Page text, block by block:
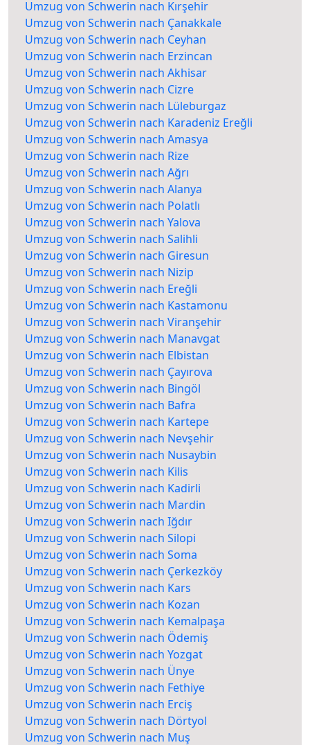
Umzug von Schwerin nach Kırşehir
Umzug von Schwerin nach Çanakkale
Umzug von Schwerin nach Ceyhan
Umzug von Schwerin nach Erzincan
Umzug von Schwerin nach Akhisar
Umzug von Schwerin nach Cizre
Umzug von Schwerin nach Lüleburgaz
Umzug von Schwerin nach Karadeniz Ereğli
Umzug von Schwerin nach Amasya
Umzug von Schwerin nach Rize
Umzug von Schwerin nach Ağrı
Umzug von Schwerin nach Alanya
Umzug von Schwerin nach Polatlı
Umzug von Schwerin nach Yalova
Umzug von Schwerin nach Salihli
Umzug von Schwerin nach Giresun
Umzug von Schwerin nach Nizip
Umzug von Schwerin nach Ereğli
Umzug von Schwerin nach Kastamonu
Umzug von Schwerin nach Viranşehir
Umzug von Schwerin nach Manavgat
Umzug von Schwerin nach Elbistan
Umzug von Schwerin nach Çayırova
Umzug von Schwerin nach Bingöl
Umzug von Schwerin nach Bafra
Umzug von Schwerin nach Kartepe
Umzug von Schwerin nach Nevşehir
Umzug von Schwerin nach Nusaybin
Umzug von Schwerin nach Kilis
Umzug von Schwerin nach Kadirli
Umzug von Schwerin nach Mardin
Umzug von Schwerin nach Iğdır
Umzug von Schwerin nach Silopi
Umzug von Schwerin nach Soma
Umzug von Schwerin nach Çerkezköy
Umzug von Schwerin nach Kars
Umzug von Schwerin nach Kozan
Umzug von Schwerin nach Kemalpaşa
Umzug von Schwerin nach Ödemiş
Umzug von Schwerin nach Yozgat
Umzug von Schwerin nach Ünye
Umzug von Schwerin nach Fethiye
Umzug von Schwerin nach Erciş
Umzug von Schwerin nach Dörtyol
Umzug von Schwerin nach Muş